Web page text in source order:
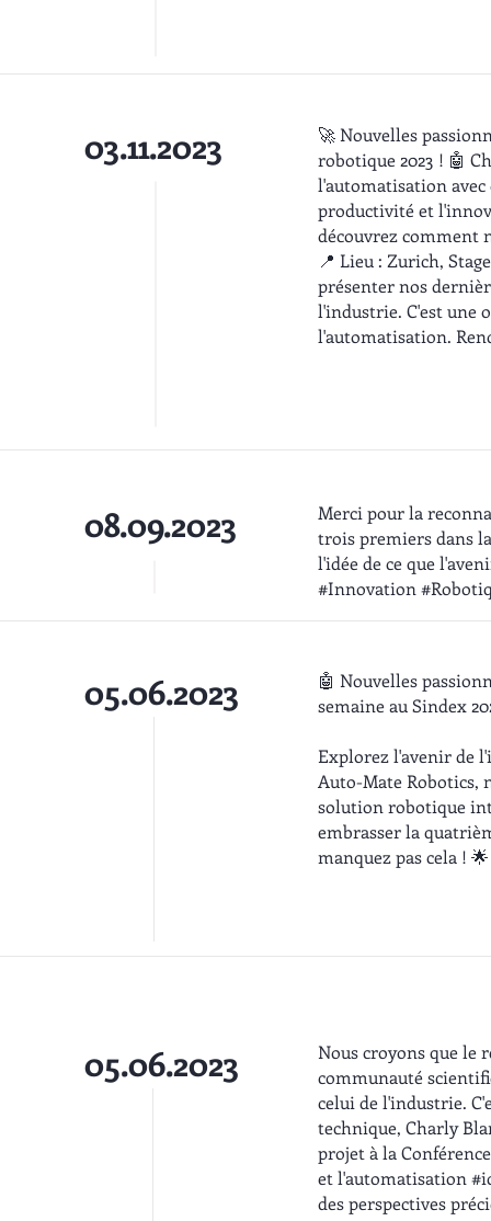
03.11.2023
🚀 Nouvelles
robotique 2023 ! 🤖
l'automatisation
productivité et
découvrez comment
📍 Lieu : Zurich,
présenter nos
l'industrie. C'est une
l'automatisation.
08.09.2023
Merci pour la
trois premiers dans
l'idée de ce que
#Innovation
05.06.2023
🤖 Nouvelles
semaine au Sindex
Explorez l'avenir de
Auto-Mate Robotics,
solution robotique
embrasser la
manquez pas cela ! 🌟
05.06.2023
Nous croyons que le
communauté
celui de l'industrie.
technique, Charly
projet à la
et l'automatisation
des perspectives